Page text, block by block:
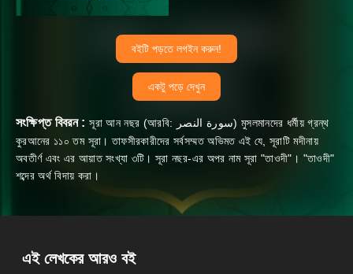
বইটি পড়তে লগইন করুন!
একটু পড়ে দেখুন
সংক্ষিপ্ত বিবরন : সূরা আন নছর (আরবি: سورة النصر‎‎) মুসলমানদের ধর্মীয় গ্রন্থ
কুরআনের ১১০ তম সূরা। তাফসীরকারীদের সর্বসম্মত অভিমত এই যে, সূরাটি মদীনায়
অবতীর্ণ এবং এর আয়াত সংখ্যা ৩টি। সূরা নছর-এর অপর নাম সূরা "তাওদী"। "তাওদী"
শব্দের অর্থ বিদায় করা।
এই লেখকের আরও বই